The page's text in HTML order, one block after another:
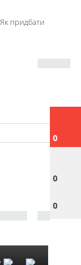
Як придбати
0
0
0